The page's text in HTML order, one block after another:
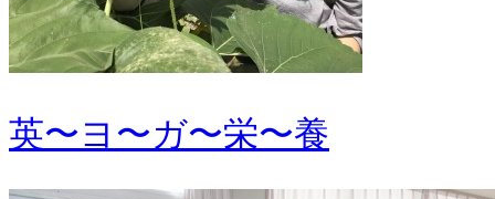
英〜ヨ〜ガ〜栄〜養